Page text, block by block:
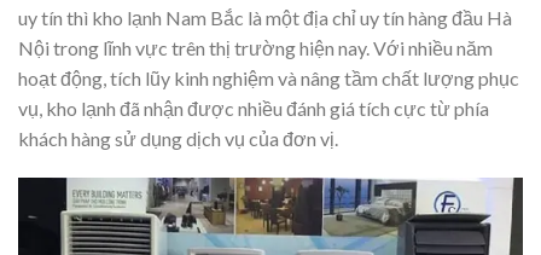
uy tín thì kho lạnh Nam Bắc là một địa chỉ uy tín hàng đầu Hà
Nội trong lĩnh vực trên thị trường hiện nay. Với nhiều năm
hoạt động, tích lũy kinh nghiệm và nâng tầm chất lượng phục
vụ, kho lạnh đã nhận được nhiều đánh giá tích cực từ phía
khách hàng sử dụng dịch vụ của đơn vị.